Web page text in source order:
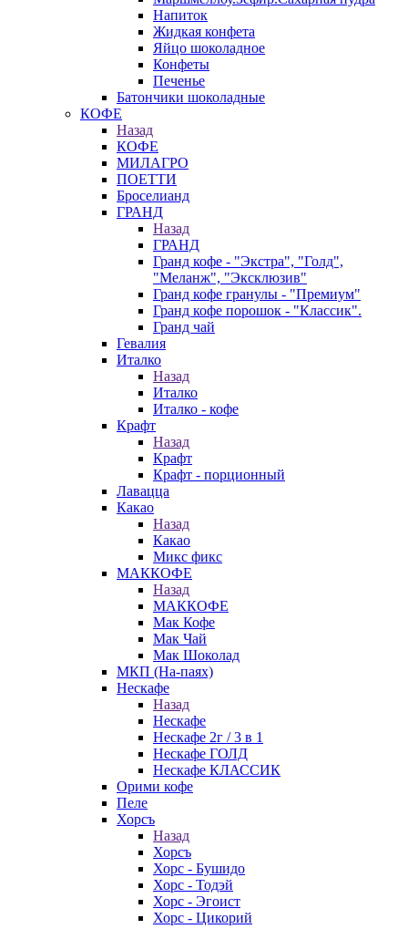
Напиток
Жидкая конфета
Яйцо шоколадное
Конфеты
Печенье
Батончики шоколадные
КОФЕ
Назад
КОФЕ
МИЛАГРО
ПОЕТТИ
Броселианд
ГРАНД
Назад
ГРАНД
Гранд кофе - "Экстра", "Голд",
"Меланж", "Эксклюзив"
Гранд кофе гранулы - "Премиум"
Гранд кофе порошок - "Классик".
Гранд чай
Гевалия
Италко
Назад
Италко
Италко - кофе
Крафт
Назад
Крафт
Крафт - порционный
Лавацца
Какао
Назад
Какао
Микс фикс
МАККОФЕ
Назад
МАККОФЕ
Мак Кофе
Мак Чай
Мак Шоколад
МКП (На-паях)
Нескафе
Назад
Нескафе
Нескафе 2г / 3 в 1
Нескафе ГОЛД
Нескафе КЛАССИК
Орими кофе
Пеле
Хорсъ
Назад
Хорсъ
Хорс - Бушидо
Хорс - Тодэй
Хорс - Эгоист
Хорс - Цикорий